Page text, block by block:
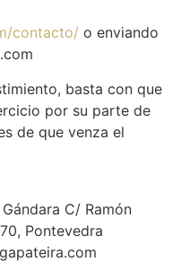
contacto/ o enviando
basta con que
por su parte de
de que venza el
C/ Ramón
Pontevedra